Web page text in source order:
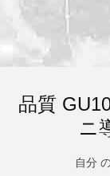
品質
ニ
自分